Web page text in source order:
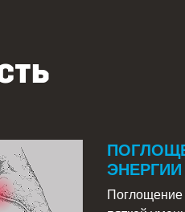
Поглощение